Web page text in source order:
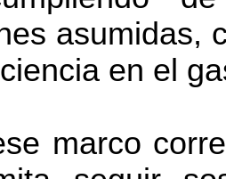
asumidas,
en el
marco